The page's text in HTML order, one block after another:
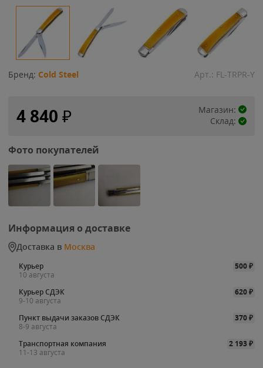
Бренд: Cold Steel Арт.: FL-TRPR-Y
4 840 ₽
Магазин:
Склад:
Фото покупателей
Информация о доставке
Доставка в Москва
Курьер 500₽
10 августа
Курьер СДЭК
620₽
9-10 августа
Пункт выдачи заказов СДЭК
370₽
8-9 августа
Транспортная компания
2 193₽
11-13 августа